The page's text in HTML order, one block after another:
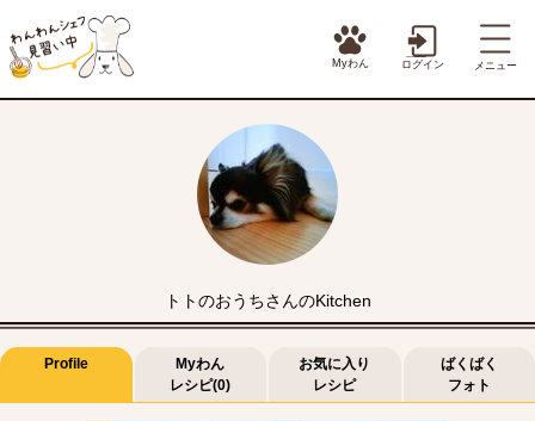
Myわん ログイン メニュー
トトのおうちさんのKitchen
Profile
Myわん
レシピ(0)
お気に入り
レシピ
ばくばく
フォト